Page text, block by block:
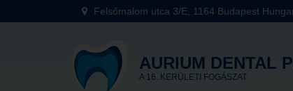
Felsőmalom utca 3/E, 1164 Budapest
AURIUM DENTAL
A 16. KERÜLETI FOGÁSZAT